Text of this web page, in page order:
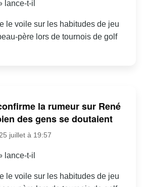
lance-t-il
le voile sur les habitudes de jeu
père lors de tournois de golf
la rumeur sur René
des gens se doutaient
juillet à 19:57
lance-t-il
le voile sur les habitudes de jeu